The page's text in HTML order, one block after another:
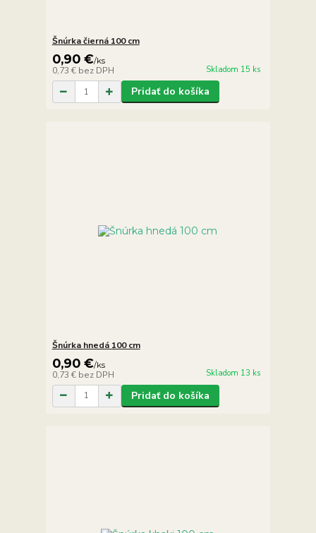
Šnúrka čierná 100 cm
0,90 €/ks
0,73 € bez DPH Skladom 15 ks
Pridať do košíka
Šnúrka hnedá 100 cm
0,90 €/ks
0,73 € bez DPH Skladom 13 ks
Pridať do košíka